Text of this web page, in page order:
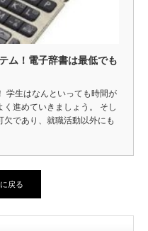
ム！電子辞書は最低でも
学生はなんといっても時間が
進めていきましょう。 そし
であり、就職活動以外にも
戻る